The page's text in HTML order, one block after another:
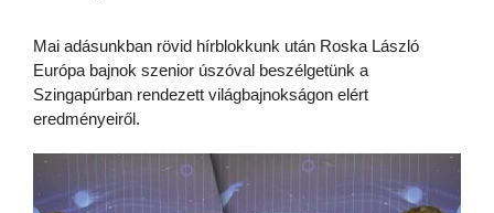
Mai adásunkban rövid hírblokkunk után Roska László
Európa bajnok szenior úszóval beszélgetünk a
Szingapúrban rendezett világbajnokságon elért
eredményeiről.